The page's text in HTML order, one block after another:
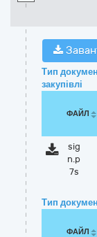
Тип
закупівлі
ФАЙЛ
sig
n.p
7s
Тип
ФАЙЛ